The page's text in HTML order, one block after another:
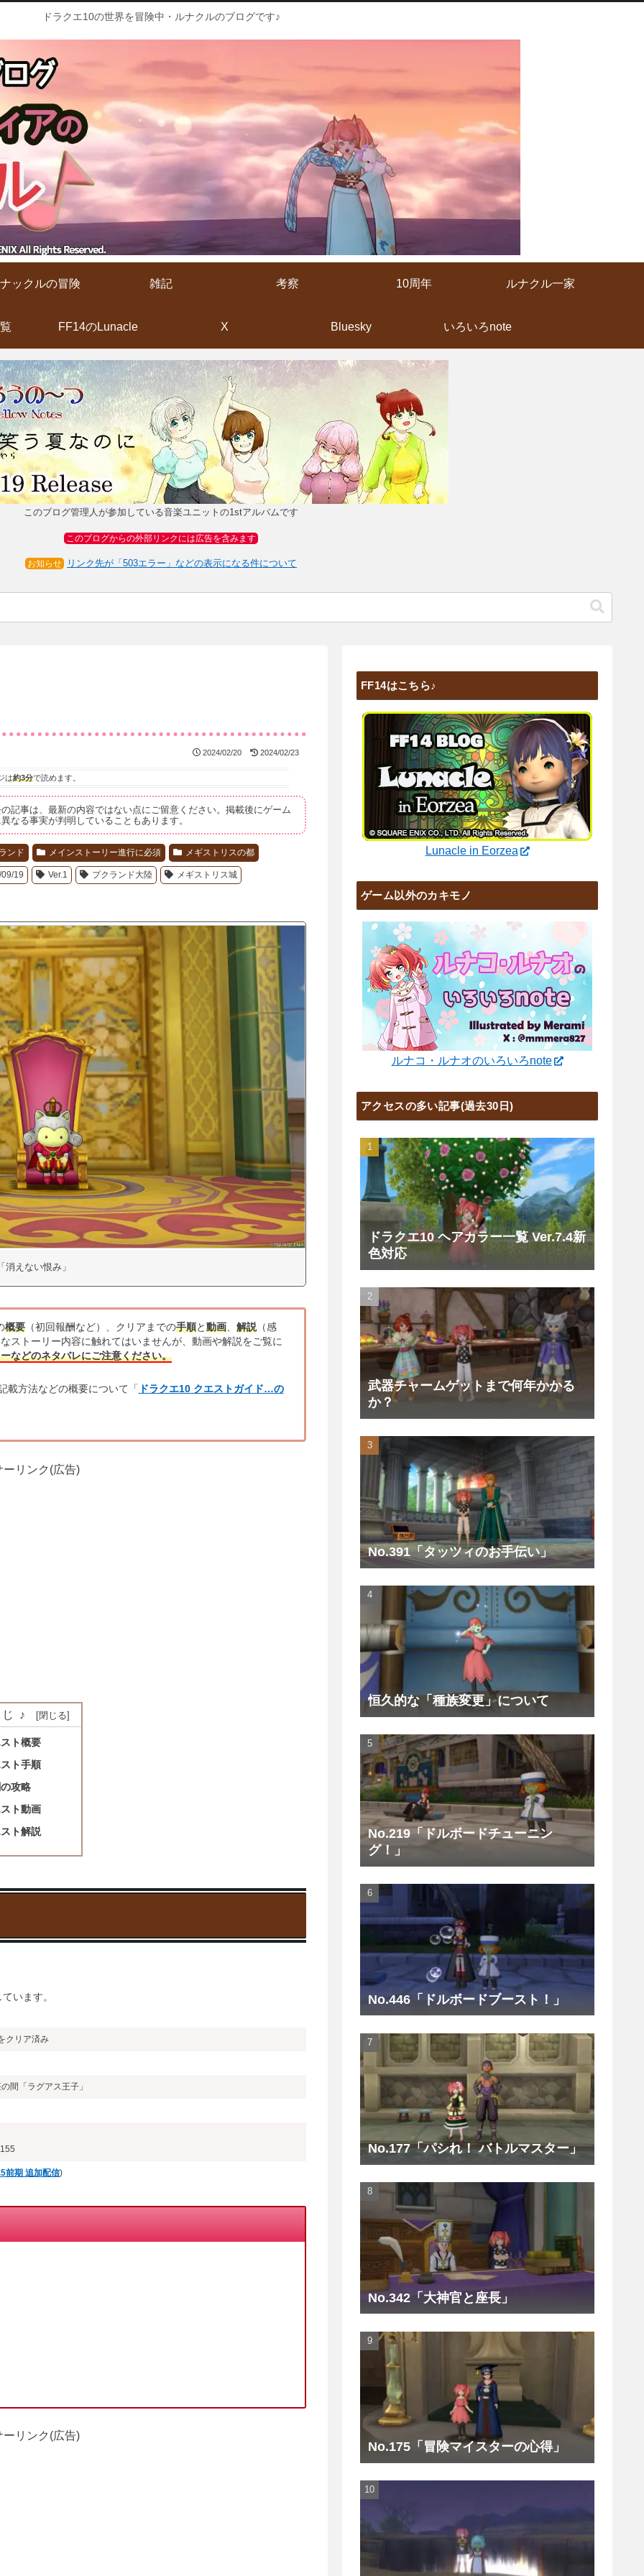
ドラクエ10の世界を冒険中・ルナクルのブログです♪
ックルの冒険 雑記 考察 10周年 ルナクル一家
FF14のLunacle X Bluesky いろいろnote
このブログ管理人が参加している音楽ユニットの1stアルバムです
このブログからの外部リンクには広告を含みます
お知らせ リンク先が「503エラー」などの表示になる件について
2024/02/20 2024/02/23
は約3分で読めます。
記事は、最新の内容ではない点にご留意ください。掲載後にゲーム
なる事実が判明していることもあります。
ンド メインストーリー進行に必須 メギストリスの都
19 Ver.1 プクランド大陸 メギストリス城
消えない恨み」
概要（初回報酬など）、クリアまでの手順と動画、 解説（感
ストーリー内容に触れてはいませんが、動画や解説をご覧に
などのネタバレにご注意ください。
載方法などの概要について「 ドラクエ10 クエストガイド…の
ーリンク(広告)
♪
ト概要
ト手順
攻略
ト動画
ト解説
います。
クリア済み
間「ラグアス王子」
前期 追加配信)
ーリンク(広告)
FF14はこちら♪
Lunacle in Eorzea
ゲーム以外のカキモノ
ルナコ・ルナオのいろいろnote
アクセスの多い記事(過去30日)
ドラクエ10 ヘアカラー一覧 Ver.7.4新
色対応
武器チャームゲットまで何年かかる
か？
No.391「タッツィのお手伝い」
恒久的な「種族変更」について
No.219「ドルボードチューニン
グ！」
No.446「ドルボードブースト！」
No.177「パシれ！ バトルマスター」
No.342「大神官と座長」
No.175「冒険マイスターの心得」